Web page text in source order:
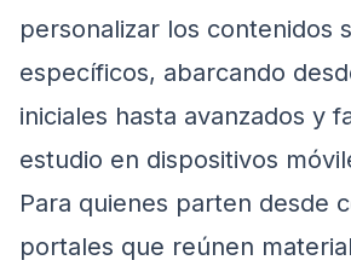
personalizar los contenidos
específicos, abarcando
iniciales hasta avanzados y
estudio en dispositivos
Para quienes parten desde
portales que reúnen